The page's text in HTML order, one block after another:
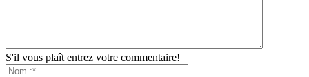
S'il vous plaît entrez votre commentaire!